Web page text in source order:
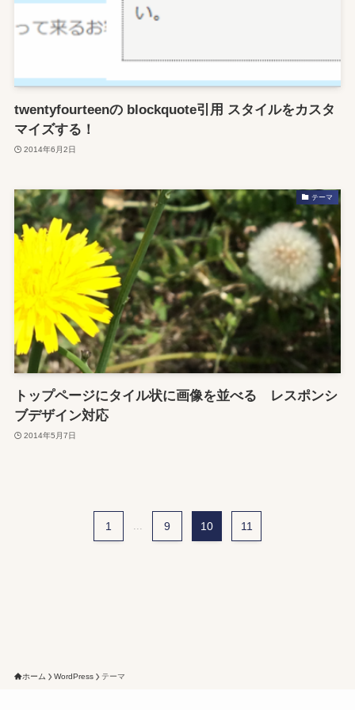
twentyfourteenの blockquote引用 スタイルをカスタ
マイズする！
2014年6月2日
テーマ
トップページにタイル状に画像を並べる レスポンシ
ブデザイン対応
2014年5月7日
1 ... 9 10 11
ホーム WordPress テーマ